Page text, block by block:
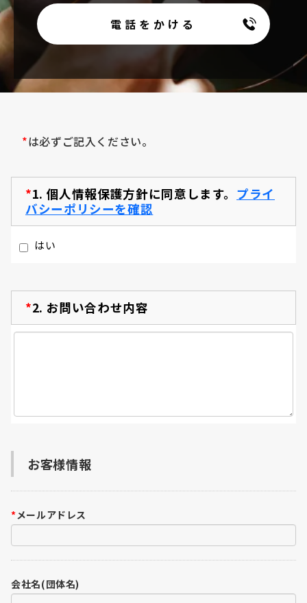
電話をかける
*は必ずご記入ください。
*1. 個人情報保護方針に同意します。 プライ
バシーポリシーを確認
はい
*2. お問い合わせ内容
お客様情報
*メールアドレス
会社名(団体名)